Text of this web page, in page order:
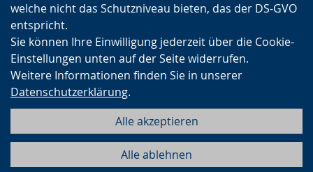
welche nicht das Schutzniveau bieten, das der DS-GVO
entspricht.
Sie können Ihre Einwilligung jederzeit über die Cookie-
Einstellungen unten auf der Seite widerrufen.
Weitere Informationen finden Sie in unserer
Datenschutzerklärung.
Alle akzeptieren
Alle ablehnen